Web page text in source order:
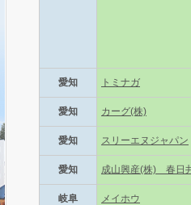
愛知 トミナガ
愛知 カーグ(株)
愛知 スリーエヌジャパン
愛知 成山興産(株) 春日
岐阜 メイホウ